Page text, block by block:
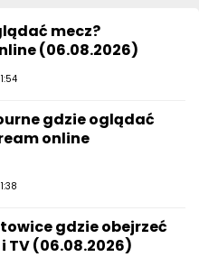
mecz?
(06.08.2026)
gdzie oglądać
online
gdzie obejrzeć
TV (06.08.2026)